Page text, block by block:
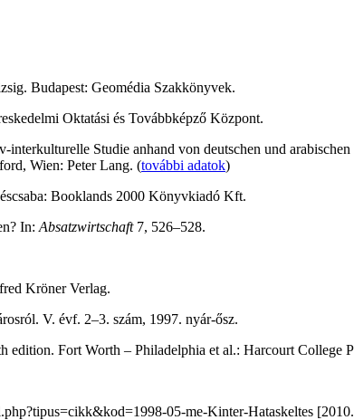
Budapest: Geomédia Szakkönyvek.
Oktatási és Továbbképző Központ.
interkulturelle Studie anhand von deutschen und
Wien: Peter Lang. (további adatok)
Booklands 2000 Könyvkiadó Kft.
In: Absatzwirtschaft7, 526–528.
Kröner Verlag.
V. évf. 2–3. szám, 1997. nyár-ősz.
edition. Fort Worth – Philadelphia et al.: Harcourt College
05-me-Kinter-Hataskeltes